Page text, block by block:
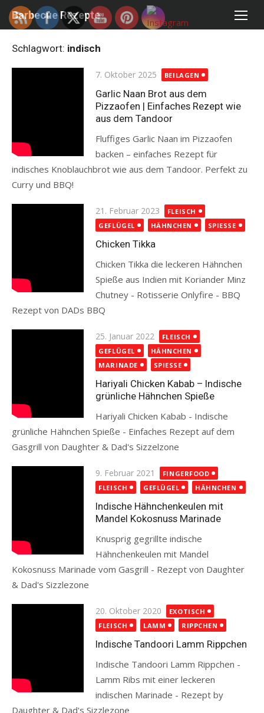
Skip
Barbecue Rezepte
Schlagwort: indisch
Posted
on
7. Oktober 2025 BEILAGEN
Garlic Naan Brot aus dem
Pizzaofen | Einfaches Rezept wie
aus dem Tandoor
Fluffiges Garlic Naan im Pizzaofen
backen – einfaches Rezept für
indisches Knoblauchbrot wie aus dem Tandoor. Perfekt zu
Curry und BBQ!
Posted
on
21. Februar 2023
FLEISCH
GEFLÜGEL
HÄHNCHEN SPIESSE
Chicken Tikka
Chicken Tikka die leckeren Hähnchen
Spieße aus Indien mit Koriander Minz
Chutney - Rotisserie Onlyfire - BBQ
Rezept von DADs BBQ
Posted
on
25. Januar 2022
FLEISCH
GEFLÜGEL
HÄHNCHEN
MARINADE
SPIESSE
Hariyali Chicken Kabab – Indische
grünliche Hähnchen Spieße
Hariyali Chicken Kabab - Indische
grünliche Hähnchen Spieße - Einfaches Rezept auf dem
Gasgrill von Daughter & Dad's Sizzelzone
Posted
on
9. Februar 2021
FINGERFOOD
FLEISCH
GEFLÜGEL HÄHNCHEN
Indische Hähnchenkeulen mit
Mandel Kokosnuss Marinade
Knusprig gegrillte indische
Hähnchenkeulen mit Mandel
Kokosnuss Marinade vom Gasgrill - Rezept von Daughter
& Dad's Sizzlezone
Posted
on
20. Oktober 2020
EXOTISCH
FLEISCH
LAMM RIPPCHEN
Indische Tandoori Lamm Rippchen
Indische Tandoori Lamm Rippchen -
Lamm Ribs mit einer leckeren
indischen Marinade - Rezept by
Daughter & Dad's Sizzlezone